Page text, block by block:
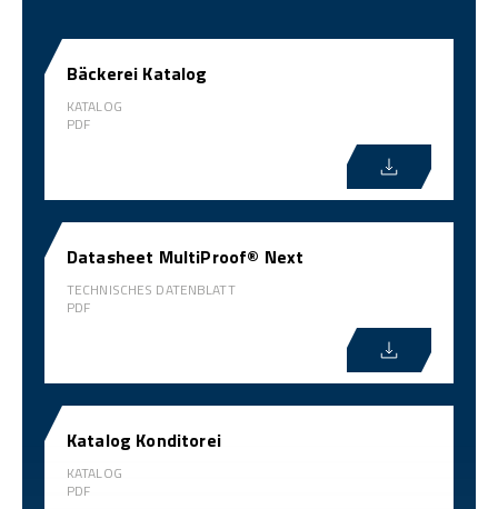
Bäckerei Katalog
KATALOG
PDF
Datasheet MultiProof® Next
TECHNISCHES DATENBLATT
PDF
Katalog Konditorei
KATALOG
PDF